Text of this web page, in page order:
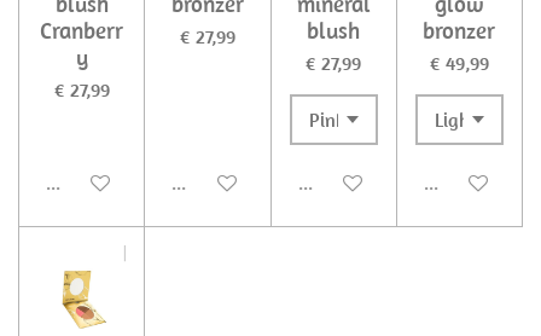
Cranberr
y
€ 27,99
Uitgeschakeld
€ 27,99
Uitgeschakeld
blush
€ 27,99
Uitgeschakeld
bronzer
€ 49,99